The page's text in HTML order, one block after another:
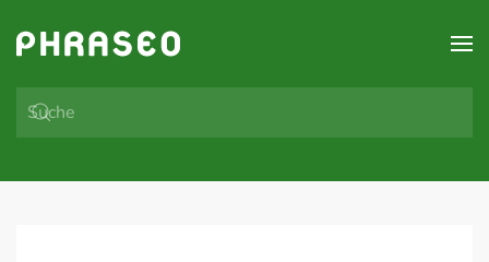
Zum Hauptinhalt springen